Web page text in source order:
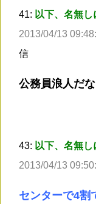
41: 以下、名無
2013/04/13
信
公務員浪人だな
43: 以下、名無
2013/04/13
センターで4割